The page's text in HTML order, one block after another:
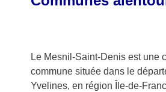
Le Mesnil-Saint-Denis est une
commune située dans le
Yvelines, en région Île-de-